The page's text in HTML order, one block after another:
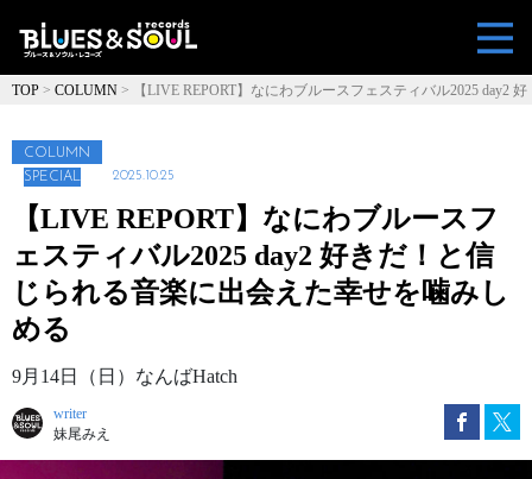
TOP > COLUMN >
【LIVE REPORT】なにわブルースフェスティバル2025 day2 好
COLUMN
SPECIAL
2025.10.25
【LIVE REPORT】なにわブルースフ
ェスティバル2025 day2 好きだ！と信
じられる音楽に出会えた幸せを噛みし
める
9月14日（日）なんばHatch
writer
妹尾みえ